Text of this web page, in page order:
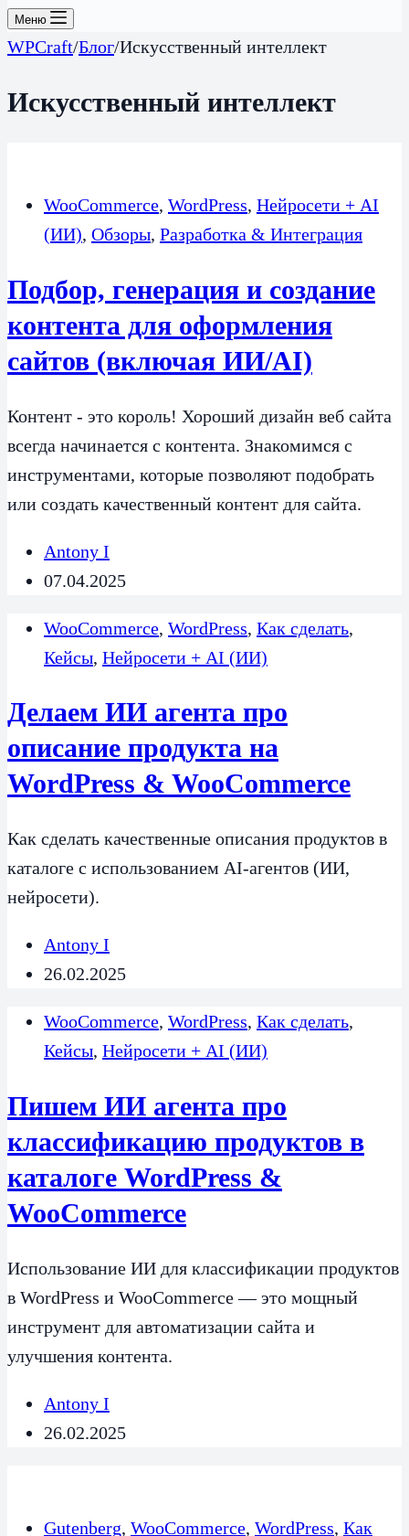
Меню
WPCraft/Блог/Искусственный интеллект
Искусственный интеллект
WooCommerce, WordPress, Нейросети + AI
(ИИ), Обзоры, Разработка & Интеграция
Подбор, генерация и создание
контента для оформления
сайтов (включая ИИ/AI)
Контент - это король! Хороший дизайн веб сайта
всегда начинается с контента. Знакомимся с
инструментами, которые позволяют подобрать
или создать качественный контент для сайта.
Antony I
07.04.2025
WooCommerce, WordPress, Как сделать,
Кейсы, Нейросети + AI (ИИ)
Делаем ИИ агента про
описание продукта на
WordPress & WooCommerce
Как сделать качественные описания продуктов в
каталоге с использованием AI-агентов (ИИ,
нейросети).
Antony I
26.02.2025
WooCommerce, WordPress, Как сделать,
Кейсы, Нейросети + AI (ИИ)
Пишем ИИ агента про
классификацию продуктов в
каталоге WordPress &
WooCommerce
Использование ИИ для классификации продуктов
в WordPress и WooCommerce — это мощный
инструмент для автоматизации сайта и
улучшения контента.
Antony I
26.02.2025
Gutenberg, WooCommerce, WordPress, Как